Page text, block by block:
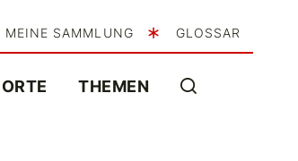
MEINE SAMMLUNG GLOSSAR
ORTE THEMEN